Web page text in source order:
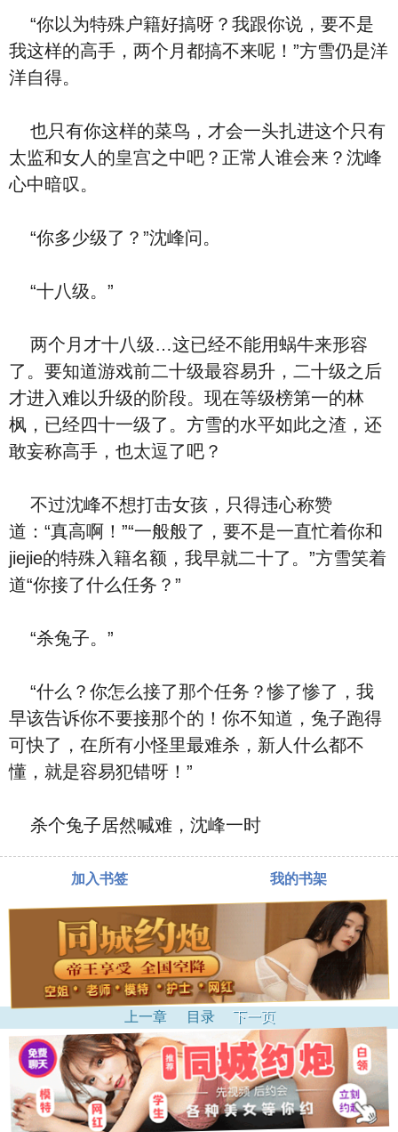
“你以为特殊户籍好搞呀？我跟你说，要不是
我这样的高手，两个月都搞不来呢！”方雪仍是洋
洋自得。
也只有你这样的菜鸟，才会一头扎进这个只有
太监和女人的皇宫之中吧？正常人谁会来？沈峰
心中暗叹。
“你多少级了？”沈峰问。
“十八级。”
两个月才十八级…这已经不能用蜗牛来形容
了。要知道游戏前二十级最容易升，二十级之后
才进入难以升级的阶段。现在等级榜第一的林
枫，已经四十一级了。方雪的水平如此之渣，还
敢妄称高手，也太逗了吧？
不过沈峰不想打击女孩，只得违心称赞
道：“真高啊！”“一般般了，要不是一直忙着你和
jiejie的特殊入籍名额，我早就二十了。”方雪笑着
道“你接了什么任务？”
“杀兔子。”
“什么？你怎么接了那个任务？惨了惨了，我
早该告诉你不要接那个的！你不知道，兔子跑得
可快了，在所有小怪里最难杀，新人什么都不
懂，就是容易犯错呀！”
杀个兔子居然喊难，沈峰一时
加入书签 我的书架
上一章 目录 下一页